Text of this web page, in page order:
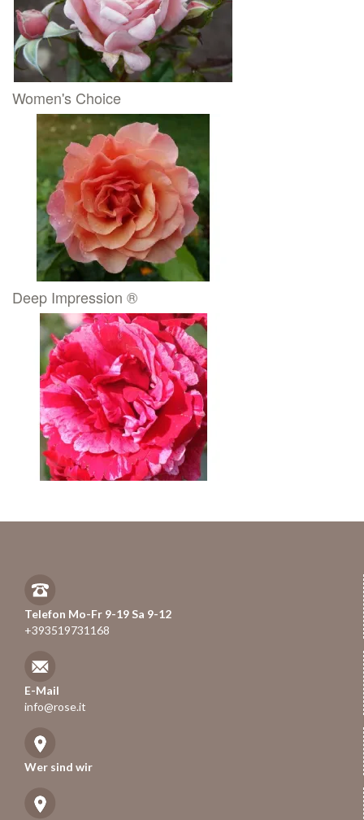
Women's Choice
Deep Impression ®
Telefon Mo-Fr 9-19 Sa 9-12
+393519731168
E-Mail
info@rose.it
Wer sind wir